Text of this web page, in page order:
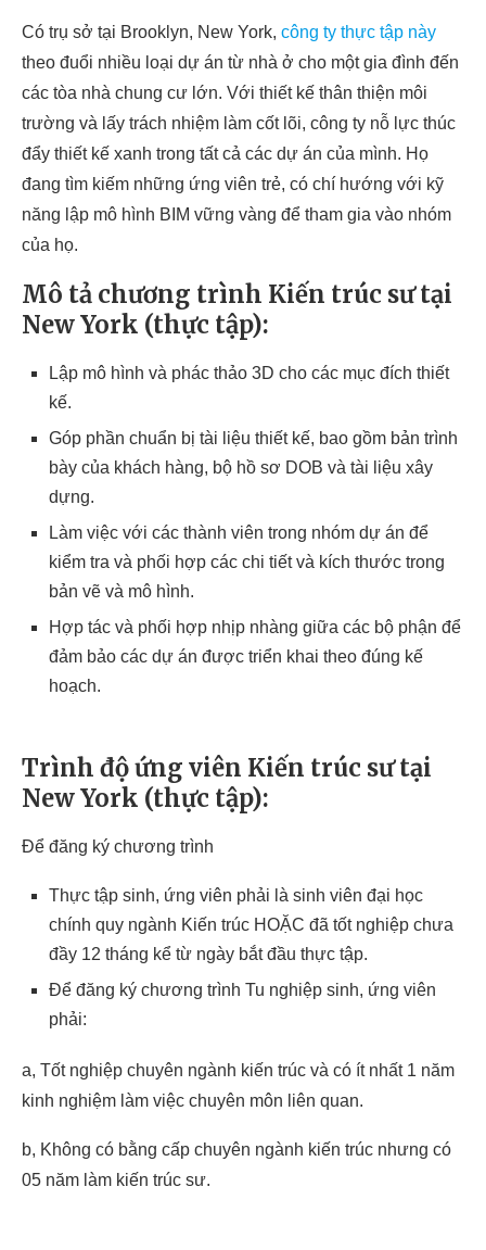
Có trụ sở tại Brooklyn, New York, công ty thực tập này
theo đuổi nhiều loại dự án từ nhà ở cho một gia đình đến
các tòa nhà chung cư lớn. Với thiết kế thân thiện môi
trường và lấy trách nhiệm làm cốt lõi, công ty nỗ lực thúc
đẩy thiết kế xanh trong tất cả các dự án của mình. Họ
đang tìm kiếm những ứng viên trẻ, có chí hướng với kỹ
năng lập mô hình BIM vững vàng để tham gia vào nhóm
của họ.
Mô tả chương trình Kiến trúc sư tại
New York (thực tập):
Lập mô hình và phác thảo 3D cho các mục đích thiết
kế.
Góp phần chuẩn bị tài liệu thiết kế, bao gồm bản trình
bày của khách hàng, bộ hồ sơ DOB và tài liệu xây
dựng.
Làm việc với các thành viên trong nhóm dự án để
kiểm tra và phối hợp các chi tiết và kích thước trong
bản vẽ và mô hình.
Hợp tác và phối hợp nhịp nhàng giữa các bộ phận để
đảm bảo các dự án được triển khai theo đúng kế
hoạch.
Trình độ ứng viên Kiến trúc sư tại
New York (thực tập):
Để đăng ký chương trình
Thực tập sinh, ứng viên phải là sinh viên đại học
chính quy ngành Kiến trúc HOẶC đã tốt nghiệp chưa
đầy 12 tháng kể từ ngày bắt đầu thực tập.
Để đăng ký chương trình Tu nghiệp sinh, ứng viên
phải:
a, Tốt nghiệp chuyên ngành kiến trúc và có ít nhất 1 năm
kinh nghiệm làm việc chuyên môn liên quan.
b, Không có bằng cấp chuyên ngành kiến trúc nhưng có
05 năm làm kiến trúc sư.